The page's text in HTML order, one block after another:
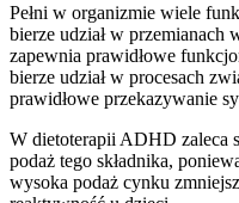
Pełni w organizmie wiele
bierze udział w przemianach
zapewnia prawidłowe
bierze udział w procesach
prawidłowe przekazywanie
W dietoterapii ADHD zaleca
podaż tego składnika,
wysoka podaż cynku